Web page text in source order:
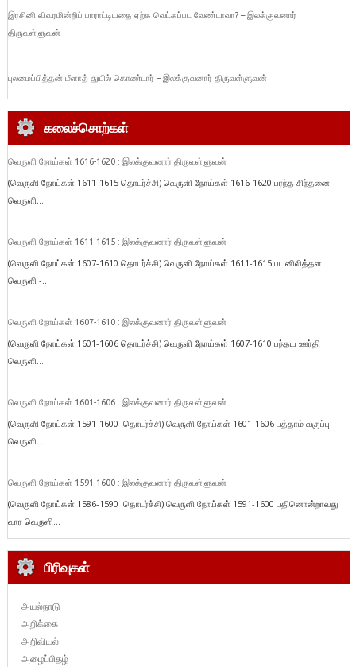
இரசினி விவரமின்றிப் பாராட்டியதை ஏற்க வெட்கப்பட வேண்டாவா? – இலக்குவனார்
திருவள்ளுவன்
புலமைப்பித்தன் மீளாத் துயில் கொண்டார் – இலக்குவனார் திருவள்ளுவன்
கலைச்சொற்கள்
வெருளி நோய்கள் 1616-1620 : இலக்குவனார் திருவள்ளுவன்
(வெருளி நோய்கள் 1611-1615 தொடர்ச்சி) வெருளி நோய்கள் 1616-1620 பரந்த சிந்தனை
வெருளி...
வெருளி நோய்கள் 1611-1615 : இலக்குவனார் திருவள்ளுவன்
(வெருளி நோய்கள் 1607-1610 தொடர்ச்சி) வெருளி நோய்கள் 1611-1615 பயனிலித்தள
வெருளி -...
வெருளி நோய்கள் 1607-1610 : இலக்குவனார் திருவள்ளுவன்
(வெருளி நோய்கள் 1601-1606 தொடர்ச்சி) வெருளி நோய்கள் 1607-1610 பந்தய ஊர்தி
வெருளி...
வெருளி நோய்கள் 1601-1606 : இலக்குவனார் திருவள்ளுவன்
(வெருளி நோய்கள் 1591-1600 :தொடர்ச்சி) வெருளி நோய்கள் 1601-1606 பத்தாம் வகுப்பு
வெருளி...
வெருளி நோய்கள் 1591-1600 : இலக்குவனார் திருவள்ளுவன்
(வெருளி நோய்கள் 1586-1590 :தொடர்ச்சி) வெருளி நோய்கள் 1591-1600 பதினொன்றாவது
வார வெருளி...
பிரிவுகள்
அயல்நாடு
அறிக்கை
அறிவியல்
அழைப்பிதழ்